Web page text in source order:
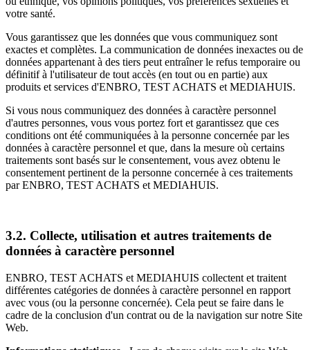
votre santé.
Vous garantissez que les données que vous communiquez sont
exactes et complètes. La communication de données inexactes ou de
données appartenant à des tiers peut entraîner le refus temporaire ou
définitif à l'utilisateur de tout accès (en tout ou en partie) aux
produits et services d'ENBRO, TEST ACHATS et MEDIAHUIS.
Si vous nous communiquez des données à caractère personnel
d'autres personnes, vous vous portez fort et garantissez que ces
conditions ont été communiquées à la personne concernée par les
données à caractère personnel et que, dans la mesure où certains
traitements sont basés sur le consentement, vous avez obtenu le
consentement pertinent de la personne concernée à ces traitements
par ENBRO, TEST ACHATS et MEDIAHUIS.
3.2. Collecte, utilisation et autres traitements de
données à caractère personnel
ENBRO, TEST ACHATS et MEDIAHUIS collectent et traitent
différentes catégories de données à caractère personnel en rapport
avec vous (ou la personne concernée). Cela peut se faire dans le
cadre de la conclusion d'un contrat ou de la navigation sur notre Site
Web.